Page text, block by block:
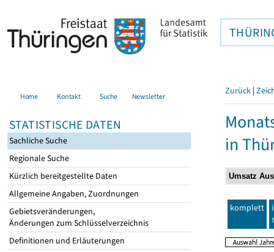
Home Kontakt Suche Newsletter
STATISTISCHE DATEN
Sachliche Suche
Regionale Suche
Kürzlich bereitgestellte Daten
Allgemeine Angaben, Zuordnungen
Gebietsveränderungen,
Änderungen zum Schlüsselverzeichnis
Definitionen und Erläuterungen
Zurück |
in
komplett